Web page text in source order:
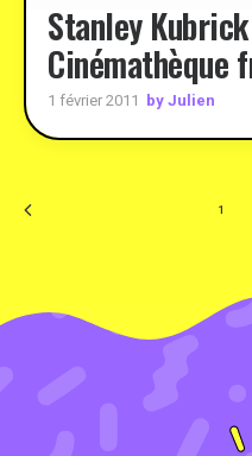
Stanley Kubrick
Cinémathèque
1 février 2011 by Julien
1